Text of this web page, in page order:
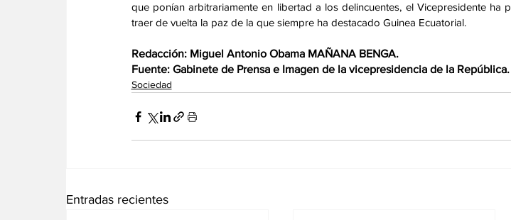
que ponían arbitrariamente en libertad a los delincuentes, el Vicepresidente ha
traer de vuelta la paz de la que siempre ha destacado Guinea Ecuatorial.
Redacción: Miguel Antonio Obama MAÑANA BENGA.
Fuente: Gabinete de Prensa e Imagen de la vicepresidencia de la República.
Sociedad
Entradas recientes